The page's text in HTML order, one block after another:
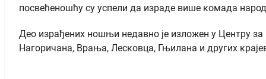
посвећеношћу су успели да израде више комада
Део израђених ношњи недавно је изложен у Центру
Нагоричана, Врања, Лесковца, Гњилана и других